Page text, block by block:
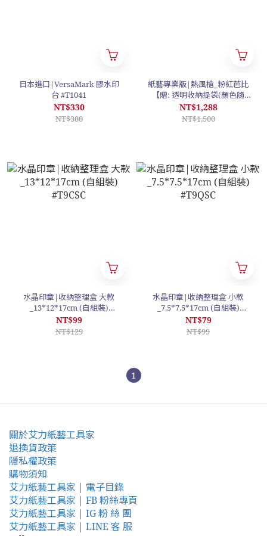
日本進口|VersaMark 膠水印
台 #T1041
NT$330
NT$380
紙藝專業版|熱風槍_粉紅芭比
【贈: 透明收納提袋(顏色隨
機)】 #T1042
NT$1,288
NT$1,500
水晶印章|收納整理盒 大款
_13*12*17cm (自組裝)
#T9CSC
NT$99
NT$129
水晶印章|收納整理盒 小款
_7.5*7.5*17cm (自組裝)
#T9QSC
NT$79
NT$99
1
關於艾力紙藝工具家
退換貨政策
隱私權政策
購物須知
艾力紙藝工具家 | 電子目錄
艾力紙藝工具家 | FB 粉絲專頁
艾力紙藝工具家 | IG 粉 絲 團
艾力紙藝工具家 | LINE 客 服